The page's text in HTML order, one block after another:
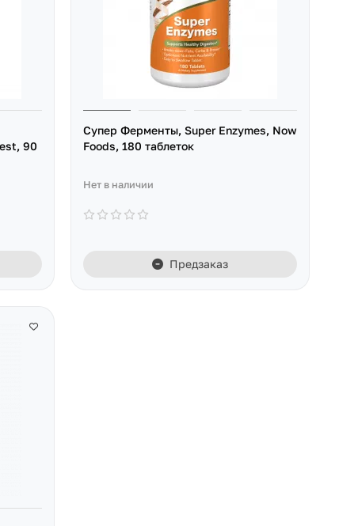
90
Супер Ферменты, Super Enzymes, Now
Foods, 180 таблеток
Нет в наличии
Предзаказ